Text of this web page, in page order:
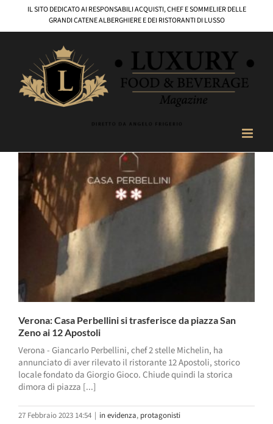
contenuto
IL SITO DEDICATO AI RESPONSABILI ACQUISTI, CHEF E SOMMELIER DELLE
GRANDI CATENE ALBERGHIERE E DEI RISTORANTI DI LUSSO
Verona: Casa Perbellini si trasferisce da piazza San
Zeno ai 12 Apostoli
Verona - Giancarlo Perbellini, chef 2 stelle Michelin, ha
annunciato di aver rilevato il ristorante 12 Apostoli, storico
locale fondato da Giorgio Gioco. Chiude quindi la storica
dimora di piazza [...]
27 Febbraio 2023 14:54 | in evidenza, protagonisti